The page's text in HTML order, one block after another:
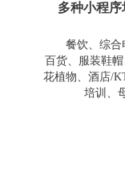
多种小程
餐饮、综合
百货、服装鞋
花植物、酒店/
培训、